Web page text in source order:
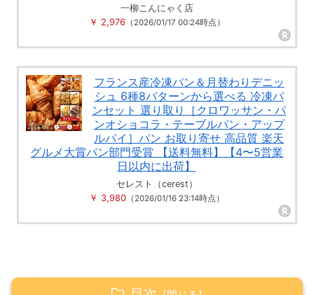
一柳こんにゃく店
￥ 2,976 （2026/01/17 00:24時点）
フランス産冷凍パン＆月替わりデニッ
シュ 6種8パターンから選べる 冷凍パ
ンセット 選り取り［クロワッサン・パ
ンオショコラ・テーブルパン・アップ
ルパイ］パン お取り寄せ 高品質 楽天
グルメ大賞パン部門受賞 【送料無料】【4〜5営業
日以内に出荷】
セレスト（cerest）
￥ 3,980 （2026/01/16 23:14時点）